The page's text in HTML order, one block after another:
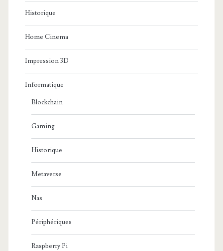
Historique
Home Cinema
Impression 3D
Informatique
Blockchain
Gaming
Historique
Metaverse
Nas
Périphériques
Raspberry Pi